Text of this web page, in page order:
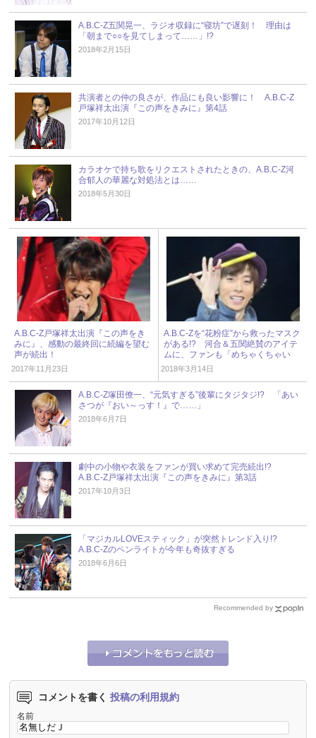
A.B.C-Z五関晃一、ラジオ収録に“寝坊”で遅刻！ 理由は
「朝まで○○を見てしまって……」!?
2018年2月15日
共演者との仲の良さが、作品にも良い影響に！ A.B.C-Z
戸塚祥太出演『この声をきみに』第4話
2017年10月12日
カラオケで持ち歌をリクエストされたときの、A.B.C-Z河
合郁人の華麗な対処法とは……
2018年5月30日
A.B.C-Z戸塚祥太出演『この声をき
みに』、感動の最終回に続編を望む
声が続出！
2017年11月23日
A.B.C-Zを“花粉症”から救ったマスク
がある!? 河合＆五関絶賛のアイテ
ムに、ファンも「めちゃくちゃい
い！」
2018年3月14日
A.B.C-Z塚田僚一、“元気すぎる”後輩にタジタジ!? 「あい
さつが『おい～っす！』で……」
2018年6月7日
劇中の小物や衣装をファンが買い求めて完売続出!?
A.B.C-Z戸塚祥太出演『この声をきみに』第3話
2017年10月3日
「マジカルLOVEスティック」が突然トレンド入り!?
A.B.C-Zのペンライトが今年も奇抜すぎる
2018年6月6日
Recommended by
コメントを書く 投稿の利用規約
名前